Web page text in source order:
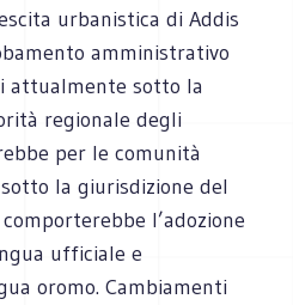
urbanistica di Addis
amministrativo
attualmente sotto la
regionale degli
per le comunità
la giurisdizione del
l’adozione
ufficiale e
oromo. Cambiamenti